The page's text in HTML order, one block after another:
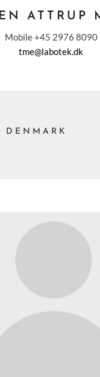
ATTRUP
Mobile +45 2976 8090
tme@labotek.dk
DENMARK